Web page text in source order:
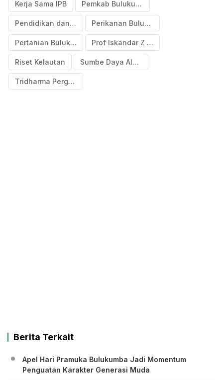
Kerja Sama IPB Pemkab Bulukumba
Pendidikan dan Penelitian Perikanan Bulukumba
Pertanian Bulukumba Prof Iskandar Z Siregar
Riset Kelautan Sumbe Daya Alam Bulukumba
Tridharma Perguruan Tinggi
Berita Terkait
Apel Hari Pramuka Bulukumba Jadi Momentum
Penguatan Karakter Generasi Muda